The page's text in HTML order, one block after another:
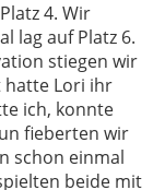
4. Wir
lag auf Platz 6.
stiegen wir
hatte Lori ihr
ich, konnte
fieberten wir
schon einmal
beide mit